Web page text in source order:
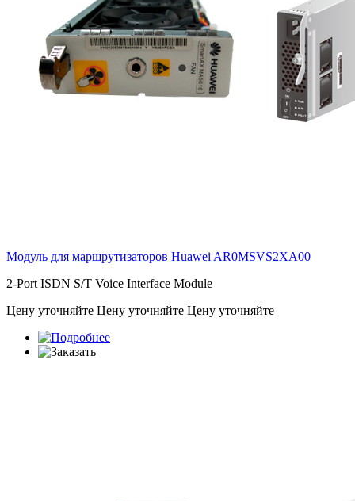
Модуль для маршрутизаторов Huawei AR0MSVS2XA00
2-Port ISDN S/T Voice Interface Module
Цену уточняйте Цену уточняйте Цену уточняйте